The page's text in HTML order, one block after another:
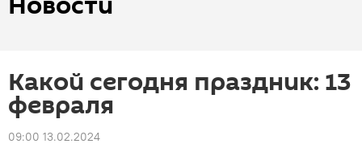
Какой сегодня праздник: 13
февраля
09:00 13.02.2024